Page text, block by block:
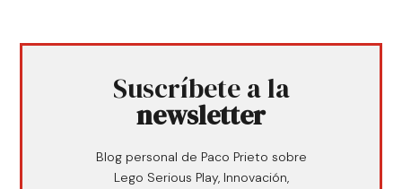
Suscríbete a la
newsletter
Blog personal de Paco Prieto sobre
Lego Serious Play, Innovación,